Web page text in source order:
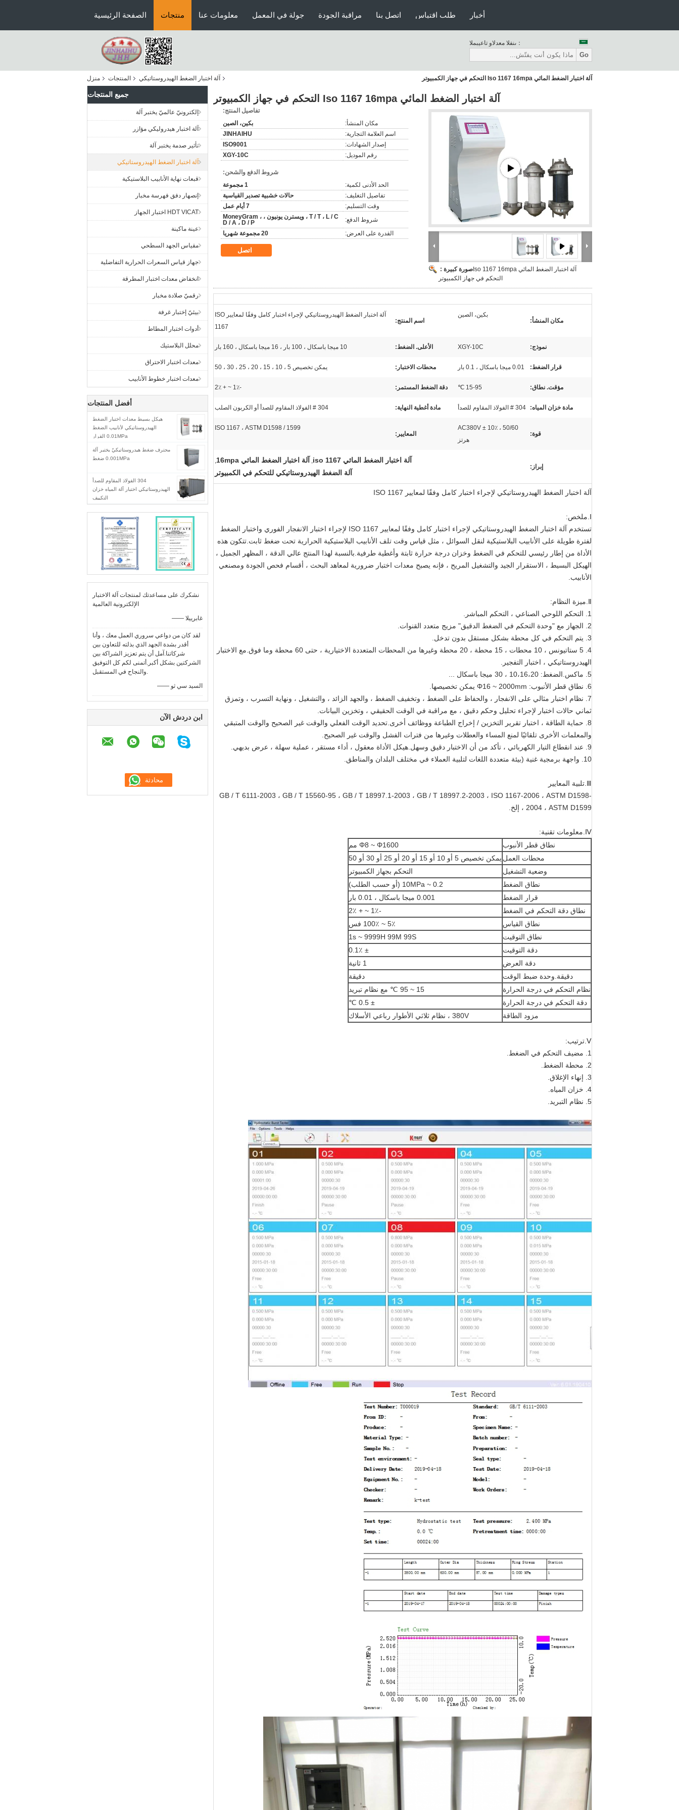
الصفحة الرئيسية منتجات معلومات عنا جولة في المعمل مراقبة الجودة اتصل بنا طلب اقتباس أخبار
المبيعات والدعم الفنى：
Go
منزل المنتجات آلة اختبار الضغط الهيدروستاتيكي آلة اختبار الضغط المائي Iso 1167 16mpa التحكم في جهاز الكمبيوتر
جميع المنتجات
إلكترونيّ عالميّ يختبر آلة
آلة اختبار هيدروليكي مؤازر
تأثير صدمة يختبر آلة
آلة اختبار الضغط الهيدروستاتيكي
قبعات نهاية الأنابيب البلاستيكية
إنصهار دفق فهرسة مخبار
HDT VICAT اختبار الجهاز
عينة ماكينة
مقياس الجهد السطحي
جهاز قياس السعرات الحرارية التفاضلية
انخفاض معدات اختبار المطرقة
رقميّ صلادة مخبار
بيئيّ إختبار غرفة
أدوات اختبار المطاط
محلل البلاستيك
معدات اختبار الاحتراق
معدات اختبار خطوط الأنابيب
أفضل المنتجات
هيكل بسيط معدات اختبار الضغط
الهيدروستاتيكي لأنابيب الضغط
0.01MPa القرار
محترف ضغط هيدروستاتيكيّ يختبر آلة
0.001MPa ضغط
304 الفولاذ المقاوم للصدأ
الهيدروستاتيكي اختبار آلة المياه خزان
التكييف
نشكرك على مساعدتك لمنتجات آلة الاختبار
الإلكترونية العالمية
—— غابرييلا
لقد كان من دواعي سروري العمل معك ، وأنا
أقدر بشدة الجهد الذي بذلته للتعاون بين
شركاتنا.آمل أن يتم تعزيز الشراكة بين
الشركتين بشكل أكبر.أتمنى لكم كل التوفيق
والنجاح في المستقبل.
—— السيد سي ثو
ابن دردش الآن
آلة اختبار الضغط المائي Iso 1167 16mpa التحكم في جهاز الكمبيوتر
صورة كبيرة : آلة اختبار الضغط المائي Iso 1167 16mpa
التحكم في جهاز الكمبيوتر
تفاصيل المنتج:
مكان المنشأ:
بكين، الصين
اسم العلامة التجارية:
JINHAIHU
إصدار الشهادات:
ISO9001
رقم الموديل:
XGY-10C
شروط الدفع والشحن:
الحد الأدنى لكمية:
1 مجموعة
تفاصيل التغليف:
حالات خشبية تصدير القياسية
وقت التسليم:
7 أيام عمل
شروط الدفع:
T / T ، L / C ، ويسترن يونيون ، MoneyGram ،
D / A ، D / P
القدرة على العرض:
20 مجموعة شهريا
اتصل
مكان المنشأ:
بكين، الصين
اسم المنتج:
آلة اختبار الضغط الهيدروستاتيكي لإجراء اختبار كامل وفقًا لمعايير ISO
1167
نموذج: XGY-10C الأعلى. الضغط: 10 ميجا باسكال ، 100 بار ، 16 ميجا باسكال ، 160 بار
قرار الضغط: 0.01 ميجا باسكال ، 0.1 بار محطات الاختبار: يمكن تخصيص 5 ، 10 ، 15 ، 20 ، 25 ، 30 ، 50
مؤقت. نطاق: 15-95 ℃ دقة الضغط المستمر: -1٪ ~ + 2٪
مادة خزان المياه: 304 # الفولاذ المقاوم للصدأ مادة أغطية النهاية: 304 # الفولاذ المقاوم للصدأ أو الكربون الصلب
قوة:
AC380V ± 10٪ ، 50/60
هرتز
المعايير:
ISO 1167 ، ASTM D1598 / 1599
إبراز:
آلة اختبار الضغط المائي iso 1167 , آلة اختبار الضغط المائي 16mpa ,
آلة الضغط الهيدروستاتيكي للتحكم في الكمبيوتر
آلة اختبار الضغط الهيدروستاتيكي لإجراء اختبار كامل وفقًا لمعايير ISO 1167
Ⅰ.ملخص:
تستخدم آلة اختبار الضغط الهيدروستاتيكي لإجراء اختبار كامل وفقًا لمعايير ISO 1167 لإجراء اختبار الانفجار الفوري واختبار الضغط
لفترة طويلة على الأنابيب البلاستيكية لنقل السوائل ، مثل قياس وقت تلف الأنابيب البلاستيكية الحرارية تحت ضغط ثابت.تتكون هذه
الأداة من إطار رئيسي للتحكم في الضغط وخزان درجة حرارة ثابتة وأغطية طرفية.بالنسبة لهذا المنتج عالي الدقة ، المظهر الجميل ،
الهيكل البسيط ، الاستقرار الجيد والتشغيل المريح ، فإنه يصبح معدات اختبار ضرورية لمعاهد البحث ، أقسام فحص الجودة ومصنعي
الأنابيب.
Ⅱ.ميزة النظام:
1. التحكم اللوحي الصناعي ، التحكم المباشر.
2. الجهاز مع "وحدة التحكم في الضغط الدقيق" مزيج متعدد القنوات.
3. يتم التحكم في كل محطة بشكل مستقل بدون تدخل.
4. 5 ستاتيونس ، 10 محطات ، 15 محطة ، 20 محطة وغيرها من المحطات المتعددة الاختيارية ، حتى 60 محطة وما فوق.مع الاختبار
الهيدروستاتيكي ، اختبار التفجير.
5. ماكس.الضغط: 10،16،20 ، 30 ميجا باسكال ...
6. نطاق قطر الأنبوب: Φ16 ~ 2000mm يمكن تخصيصها.
7. نظام اختبار مثالي على الانفجار ، والحفاظ على الضغط ، وتخفيف الضغط ، والجهد الزائد ، والتشغيل ، ونهاية التسرب ، وتمزق
ثماني حالات اختبار لإجراء تحليل وحكم دقيق ، مع مراقبة في الوقت الحقيقي ، وتخزين البيانات.
8. حماية الطاقة ، اختبار تقرير التخزين / إخراج الطباعة ووظائف أخرى.تحديد الوقت الفعلي والوقت غير الصحيح والوقت المتبقي
والمعلمات الأخرى تلقائيًا لمنع المساء والعطلات وغيرها من فترات الفشل والوقت غير الصحيح.
9. عند انقطاع التيار الكهربائي ، تأكد من أن الاختبار دقيق وسهل.هيكل الأداة معقول ، أداء مستقر ، عملية سهلة ، عرض بديهي.
10. واجهة برمجية غنية (بيئة متعددة اللغات لتلبية العملاء في مختلف البلدان والمناطق.
Ⅲ.تلبية المعايير
GB / T 6111-2003 ، GB / T 15560-95 ، GB / T 18997.1-2003 ، GB / T 18997.2-2003 ، ISO 1167-2006 ، ASTM D1598-
2004 ، ASTM D1599 ، إلخ.
Ⅳ.معلومات تقنية:
نطاق قطر الأنبوب
Φ8 ~ Φ1600 مم
محطات العمل يمكن تخصيص 5 أو 10 أو 15 أو 20 أو 25 أو 30 أو 50
وضعية التشغيل
التحكم بجهاز الكمبيوتر
نطاق الضغط
0.2 ~ 10MPa (أو حسب الطلب)
قرار الضغط
0.001 ميجا باسكال ، 0.01 بار
نطاق دقة التحكم في الضغط
-1٪ ~ + 2٪
نطاق القياس
5٪ ~ 100٪ فس
نطاق التوقيت
1s ~ 9999H 99M 99S
دقة التوقيت
± 0.1٪
دقة العرض
1 ثانية
دقيقة.وحدة ضبط الوقت
دقيقة
نظام التحكم في درجة الحرارة
15 ~ 95 ℃ مع نظام تبريد
دقة التحكم في درجة الحرارة
± 0.5 ℃
مزود الطاقة
380V ، نظام ثلاثي الأطوار رباعي الأسلاك
Ⅴ.ترتيب:
1. مضيف التحكم في الضغط.
2. محطة الضغط.
3. إنهاء الإغلاق.
4. خزان المياه.
5. نظام التبريد.